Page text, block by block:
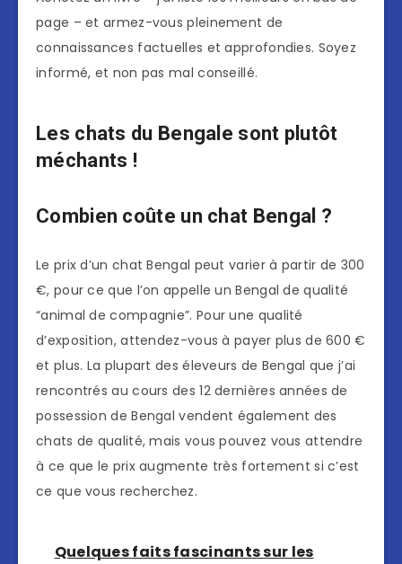
page – et armez-vous pleinement de
connaissances factuelles et approfondies. Soyez
informé, et non pas mal conseillé.
Les chats du Bengale sont plutôt
méchants !
Combien coûte un chat Bengal ?
Le prix d’un chat Bengal peut varier à partir de 300
€, pour ce que l’on appelle un Bengal de qualité
“animal de compagnie”. Pour une qualité
d’exposition, attendez-vous à payer plus de 600 €
et plus. La plupart des éleveurs de Bengal que j’ai
rencontrés au cours des 12 dernières années de
possession de Bengal vendent également des
chats de qualité, mais vous pouvez vous attendre
à ce que le prix augmente très fortement si c’est
ce que vous recherchez.
Quelques faits fascinants sur les